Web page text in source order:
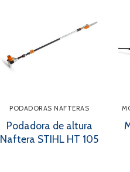
PODADORAS NAFTERAS
Podadora de altura
Naftera STIHL HT 105